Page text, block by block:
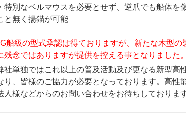
特別なベルマウスを必要とせず、逆爪でも船体を
と無く揚錨が可能
船級の型式承認は得ておりますが、新たな木型
残念ではありますが提供を控える事となりました。
社単独ではこれ以上の普及活動及び更なる新型高
り、皆様のご協力が必要となっております。高性
人様などからのお問い合わせをお待ちしております